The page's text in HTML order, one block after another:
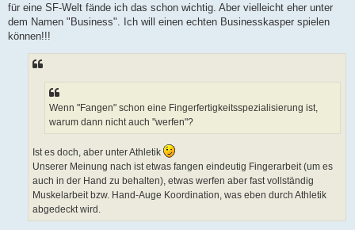
für eine SF-Welt fände ich das schon wichtig. Aber vielleicht eher unter
dem Namen "Business". Ich will einen echten Businesskasper spielen
können!!!
Wenn "Fangen" schon eine Fingerfertigkeitsspezialisierung ist,
warum dann nicht auch "werfen"?
Ist es doch, aber unter Athletik
Unserer Meinung nach ist etwas fangen eindeutig Fingerarbeit (um es
auch in der Hand zu behalten), etwas werfen aber fast vollständig
Muskelarbeit bzw. Hand-Auge Koordination, was eben durch Athletik
abgedeckt wird.